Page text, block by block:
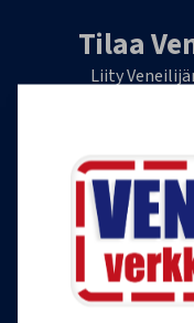
Tilaa
Liity
uutiskirjettä